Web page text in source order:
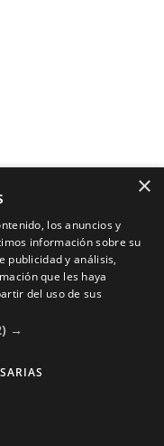
×
los anuncios y
información sobre su
publicidad y análisis,
que les haya
del uso de sus
→